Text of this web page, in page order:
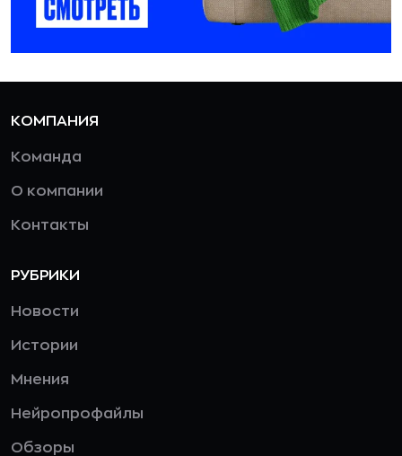
КОМПАНИЯ
Команда
О компании
Контакты
РУБРИКИ
Новости
Истории
Мнения
Нейропрофайлы
Обзоры